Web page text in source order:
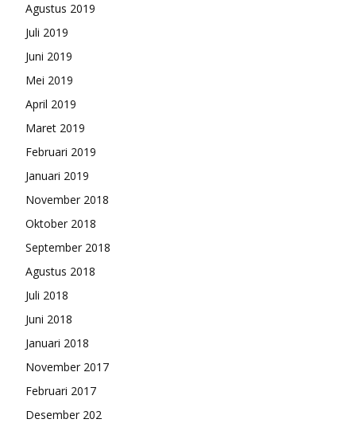
Agustus 2019
Juli 2019
Juni 2019
Mei 2019
April 2019
Maret 2019
Februari 2019
Januari 2019
November 2018
Oktober 2018
September 2018
Agustus 2018
Juli 2018
Juni 2018
Januari 2018
November 2017
Februari 2017
Desember 202